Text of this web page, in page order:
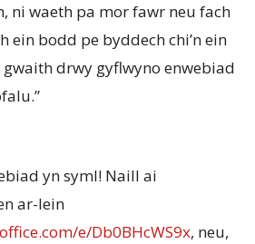
ni waeth pa mor fawr neu fach
ein bodd pe byddech chi’n ein
drwy gyflwyno enwebiad
yn syml! Naill ai
ar-lein
e/Db0BHcWS9x, neu,